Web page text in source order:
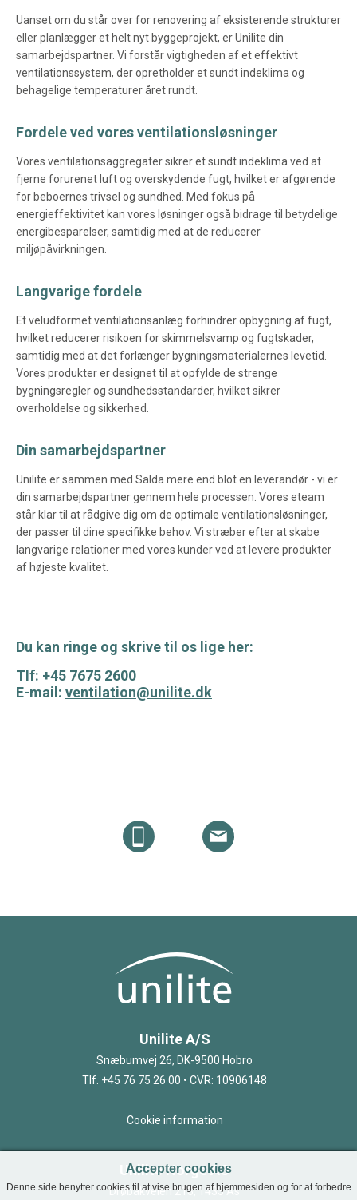
Uanset om du står over for renovering af eksisterende strukturer
eller planlægger et helt nyt byggeprojekt, er Unilite din
samarbejdspartner. Vi forstår vigtigheden af et effektivt
ventilationssystem, der opretholder et sundt indeklima og
behagelige temperaturer året rundt.
Fordele ved vores ventilationsløsninger
Vores ventilationsaggregater sikrer et sundt indeklima ved at
fjerne forurenet luft og overskydende fugt, hvilket er afgørende
for beboernes trivsel og sundhed. Med fokus på
energieffektivitet kan vores løsninger også bidrage til betydelige
energibesparelser, samtidig med at de reducerer
miljøpåvirkningen.
Langvarige fordele
Et veludformet ventilationsanlæg forhindrer opbygning af fugt,
hvilket reducerer risikoen for skimmelsvamp og fugtskader,
samtidig med at det forlænger bygningsmaterialernes levetid.
Vores produkter er designet til at opfylde de strenge
bygningsregler og sundhedsstandarder, hvilket sikrer
overholdelse og sikkerhed.
Din samarbejdspartner
Unilite er sammen med Salda mere end blot en leverandør - vi er
din samarbejdspartner gennem hele processen. Vores eteam
står klar til at rådgive dig om de optimale ventilationsløsninger,
der passer til dine specifikke behov. Vi stræber efter at skabe
langvarige relationer med vores kunder ved at levere produkter
af højeste kvalitet.
Du kan ringe og skrive til os lige her:
Tlf: +45 7675 2600
E-mail: ventilation@unilite.dk
Unilite A/S
Snæbumvej 26, DK-9500 Hobro
Tlf. +45 76 75 26 00 • CVR: 10906148
Cookie information
Unilite Norge AS
Drøbakveien 213, 1433 Ås
Accepter cookies
Denne side benytter cookies til at vise brugen af hjemmesiden og for at forbedre